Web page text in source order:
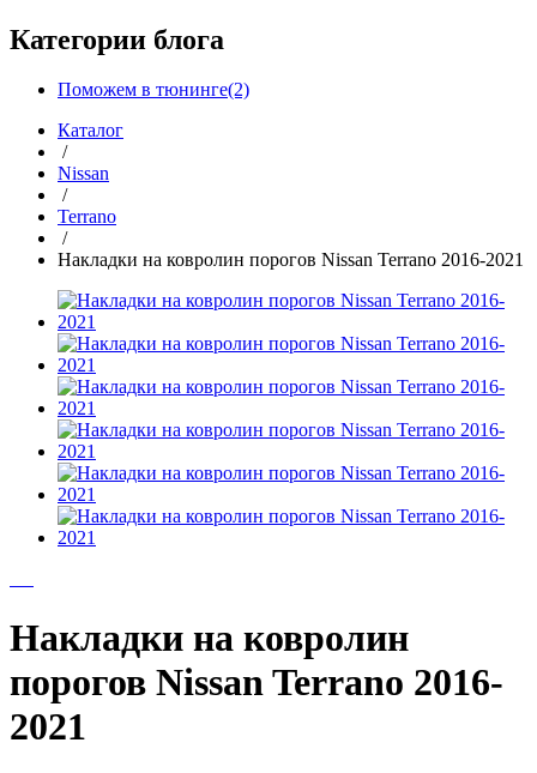
Категории блога
Поможем в тюнинге(2)
Каталог
/
Nissan
/
Terrano
/
Накладки на ковролин порогов Nissan Terrano 2016-2021
Накладки на ковролин
порогов Nissan Terrano 2016-
2021